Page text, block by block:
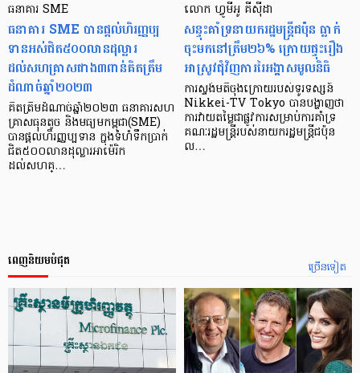
ធនាគារ SME
ធនាគារ SME បានផ្តល់ហិរញ្ញប្ប
ទានអស់ជិត៥០០លានដុល្លារ
ដល់សហគ្រាសជាង៣ពាន់គិតត្រឹម
ដំណាច់ឆ្នាំ២០២៣
គិតត្រឹមដំណាច់ឆ្នាំ២០២៣ ធនាគារសហ
គ្រាសធុនតូច និងមធ្យមកម្ពុជា(SME)
បានផ្តល់ហិរញ្ញប្បទាន ក្នុងទំហំទឹកប្រាក់
ជិត៥០០លានដុល្លារអាម៉េរិក
ដល់សហគ្…
លោក ហ្វូមីអូ គីស៊ីដា
សន្ទុះគាំទ្រនាយករដ្ឋមន្ត្រីជប៉ុន ធ្លាក់
ចុះមកនៅត្រឹម២៦% ក្រោយផ្ទុះរឿង
អាស្រូវជុំវិញការរៃអង្គាសមូលនិធិ
ការស្ទង់មតិចុងក្រោយរបស់ទូរទស្សន៍
Nikkei-TV Tokyo បានបង្ហាញថា
ការវាយតម្លៃជាផ្លូវការសម្រាប់ការគាំទ្រ
គណៈរដ្ឋមន្ត្រីរបស់នាយករដ្ឋមន្ត្រីជប៉ុន
ល…
ច្រើនទៀត
ពេញនិយមបំផុត